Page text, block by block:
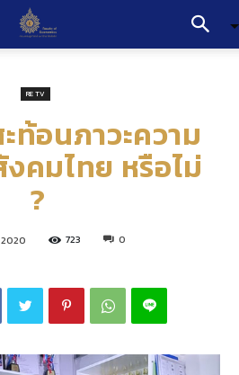
RE TV
ท้อนภาวะความ
คมไทย หรือไม่
?
723 0